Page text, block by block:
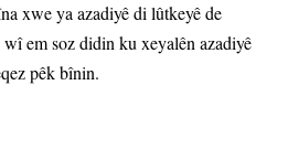
xwe ya azadiyê di lûtkeyê de
em soz didin ku xeyalên azadiyê
pêk bînin.